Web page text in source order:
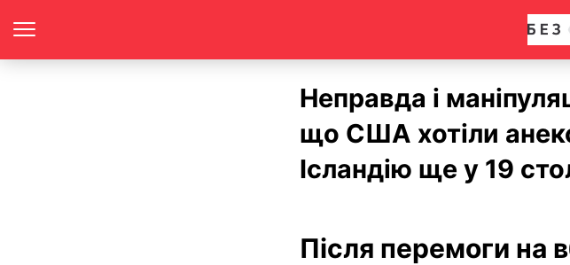
Неправда і
що США хотіли
Ісландію ще у 19
Після перемоги на